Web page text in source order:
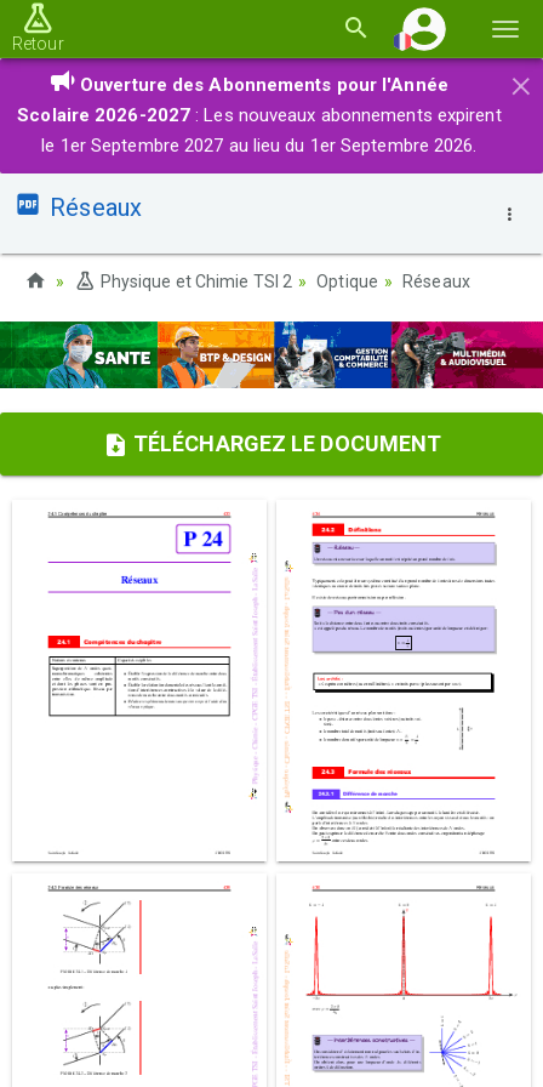
la
Retour
×
Ouverture des Abonnements pour l'Année
Scolaire 2026-2027 : Les nouveaux abonnements expirent
le 1er Septembre 2027 au lieu du 1er Septembre 2026.
Réseaux
Physique et Chimie TSI 2 Optique Réseaux
TÉLÉCHARGEZ LE DOCUMENT